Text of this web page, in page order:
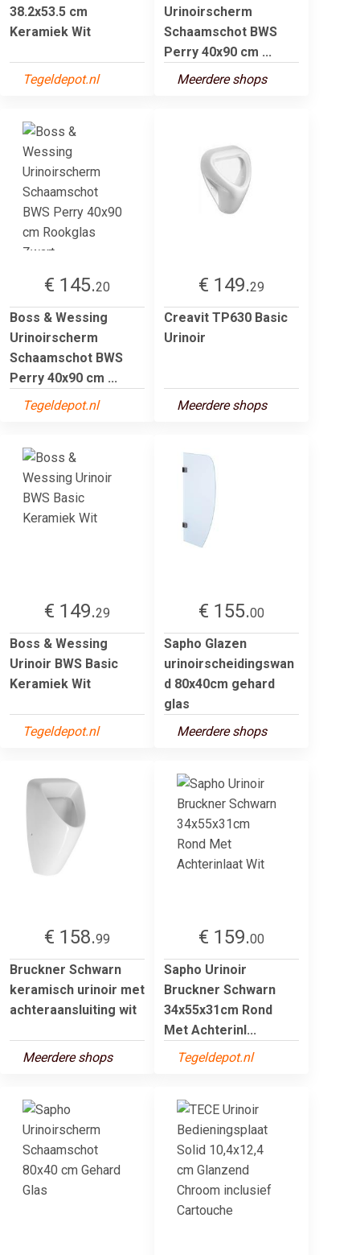
38.2x53.5 cm
Keramiek Wit
Tegeldepot.nl
Urinoirscherm
Schaamschot BWS
Perry 40x90 cm ...
Meerdere shops
€ 145.20
Boss & Wessing
Urinoirscherm
Schaamschot BWS
Perry 40x90 cm ...
Tegeldepot.nl
€ 149.29
Creavit TP630 Basic
Urinoir
Meerdere shops
€ 149.29
Boss & Wessing
Urinoir BWS Basic
Keramiek Wit
Tegeldepot.nl
€ 155.00
Sapho Glazen
urinoirscheidingswan
d 80x40cm gehard
glas
Meerdere shops
€ 158.99
Bruckner Schwarn
keramisch urinoir met
achteraansluiting wit
Meerdere shops
€ 159.00
Sapho Urinoir
Bruckner Schwarn
34x55x31cm Rond
Met Achterinl...
Tegeldepot.nl